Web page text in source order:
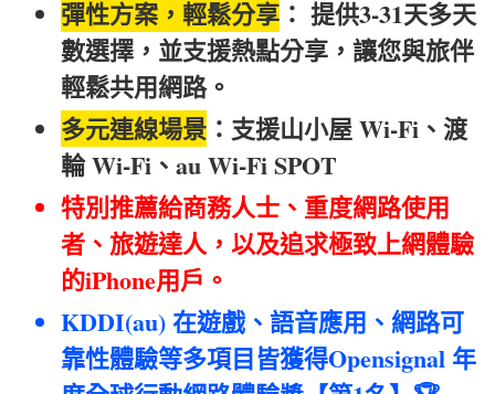
彈性方案，輕鬆分享 ： 提供3-31天多天
數選擇，並支援熱點分享，讓您與旅伴
輕鬆共用網路。
多元連線場景 ：支援山小屋 Wi-Fi、渡
輪 Wi-Fi、au Wi-Fi SPOT
特別推薦給商務人士、重度網路使用
者、旅遊達人，以及追求極致上網體驗
的iPhone用戶。
KDDI(au) 在遊戲、語音應用、網路可
靠性體驗等多項目皆獲得Opensignal 年